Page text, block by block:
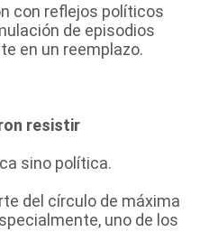
con reflejos políticos
de episodios
en un reemplazo.
resistir
sino política.
del círculo de máxima
uno de los